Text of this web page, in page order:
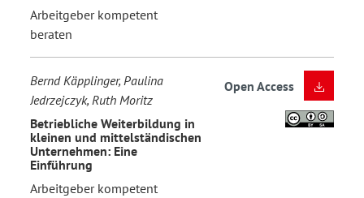
Arbeitgeber kompetent
beraten
Bernd Käpplinger, Paulina
Jedrzejczyk, Ruth Moritz
Betriebliche Weiterbildung in
kleinen und mittelständischen
Unternehmen: Eine
Einführung
Arbeitgeber kompetent
Open Access